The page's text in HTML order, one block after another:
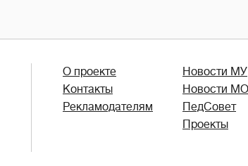
О проекте
Контакты
Рекламодателям
Новости МУ
Новости МО
ПедСовет
Проекты